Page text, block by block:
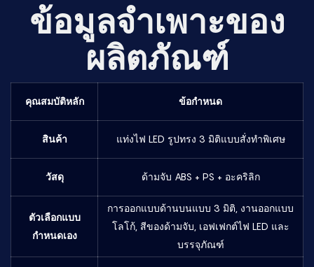
ข้อมูลจำเพาะของ
ผลิตภัณฑ์
คุณสมบัติหลัก ข้อกำหนด
สินค้า แท่งไฟ LED รูปทรง 3 มิติแบบสั่งทำพิเศษ
วัสดุ ด้ามจับ ABS + PS + อะคริลิก
ตัวเลือกแบบ
กำหนดเอง
การออกแบบด้านบนแบบ 3 มิติ, งานออกแบบ
โลโก้, สีของด้ามจับ, เอฟเฟกต์ไฟ LED และ
บรรจุภัณฑ์